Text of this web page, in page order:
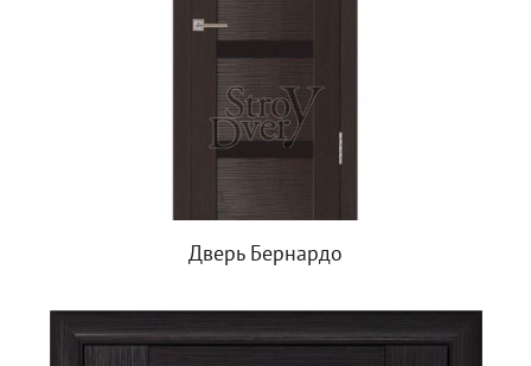
Дверь Бернардо